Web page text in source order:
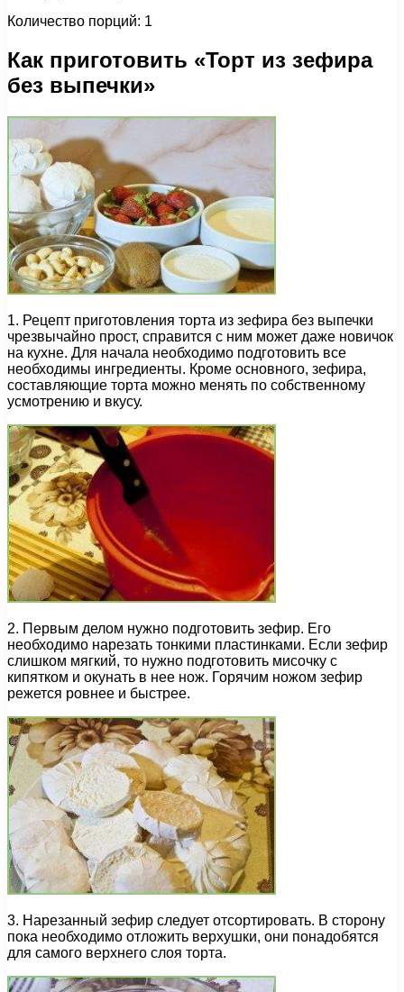
Количество порций: 1
Как приготовить «Торт из зефира
без выпечки»
1. Рецепт приготовления торта из зефира без выпечки
чрезвычайно прост, справится с ним может даже новичок
на кухне. Для начала необходимо подготовить все
необходимы ингредиенты. Кроме основного, зефира,
составляющие торта можно менять по собственному
усмотрению и вкусу.
2. Первым делом нужно подготовить зефир. Его
необходимо нарезать тонкими пластинками. Если зефир
слишком мягкий, то нужно подготовить мисочку с
кипятком и окунать в нее нож. Горячим ножом зефир
режется ровнее и быстрее.
3. Нарезанный зефир следует отсортировать. В сторону
пока необходимо отложить верхушки, они понадобятся
для самого верхнего слоя торта.